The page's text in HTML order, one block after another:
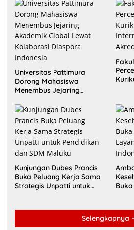
Universitas Pattimura
Dorong Mahasiswa
Menembus Jejaring
Kolaborasi Diaspora
Indonesia
Kunjungan Dubes Prancis
Buka Peluang Kerja Sama
Strategis Unpatti untuk
Selengkapnya